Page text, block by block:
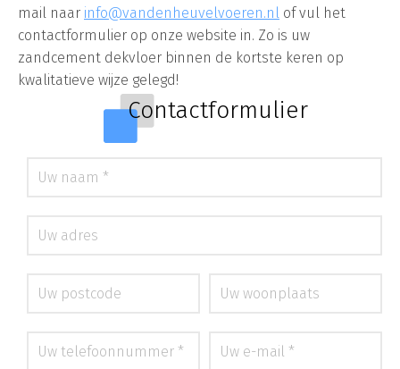
mail naar info@vandenheuvelvoeren.nl of vul het
contactformulier op onze website in. Zo is uw
zandcement dekvloer binnen de kortste keren op
kwalitatieve wijze gelegd!
Contactformulier